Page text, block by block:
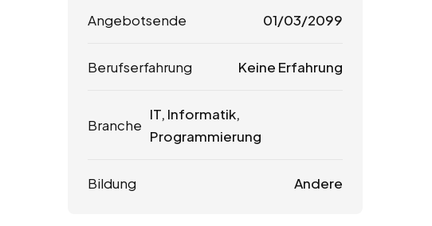
Angebotsende 01/03/2099
Berufserfahrung Keine Erfahrung
Branche
IT, Informatik,
Programmierung
Bildung Andere